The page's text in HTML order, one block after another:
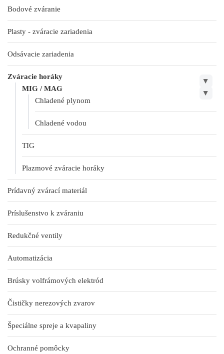
Bodové zváranie
Plasty - zváracie zariadenia
Odsávacie zariadenia
▶
Zváracie horáky
▶
MIG / MAG
Chladené plynom
Chladené vodou
TIG
Plazmové zváracie horáky
Prídavný zvárací materiál
Príslušenstvo k zváraniu
Redukčné ventily
Automatizácia
Brúsky volfrámových elektród
Čističky nerezových zvarov
Špeciálne spreje a kvapaliny
Ochranné pomôcky